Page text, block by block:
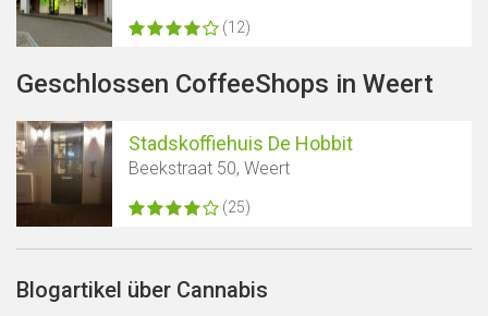
(12)
Geschlossen CoffeeShops in Weert
Stadskoffiehuis De Hobbit
Beekstraat 50, Weert
(25)
Blogartikel über Cannabis